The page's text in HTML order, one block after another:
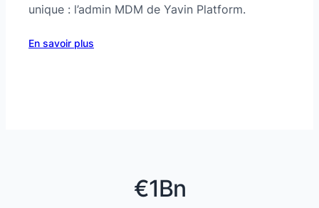
unique : l’admin MDM de Yavin Platform.
En savoir plus
€1Bn